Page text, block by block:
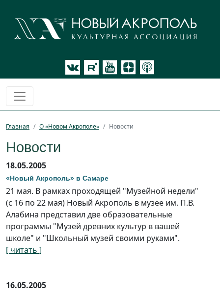
Главная О «Новом Акрополе» Новости
Новости
18.05.2005
«Новый Акрополь» в Самаре
21 мая. В рамках проходящей "Музейной недели"
(с 16 по 22 мая) Новый Акрополь в музее им. П.В.
Алабина представил две образовательные
программы "Музей древних культур в вашей
школе" и "Школьный музей своими руками".
[ читать ]
16.05.2005